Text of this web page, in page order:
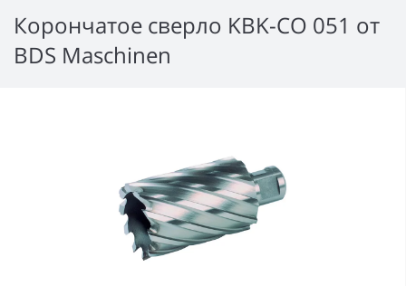
Корончатое сверло KBK-CO 051 от
BDS Maschinen